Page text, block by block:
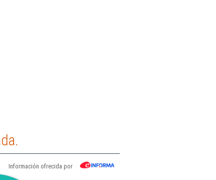
Información ofrecida por